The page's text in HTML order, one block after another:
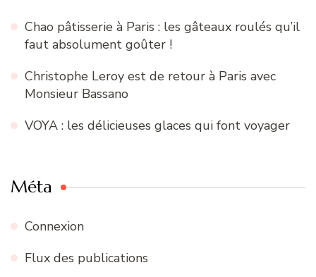
Chao pâtisserie à Paris : les gâteaux roulés qu’il
faut absolument goûter !
Christophe Leroy est de retour à Paris avec
Monsieur Bassano
VOYA : les délicieuses glaces qui font voyager
Méta
Connexion
Flux des publications